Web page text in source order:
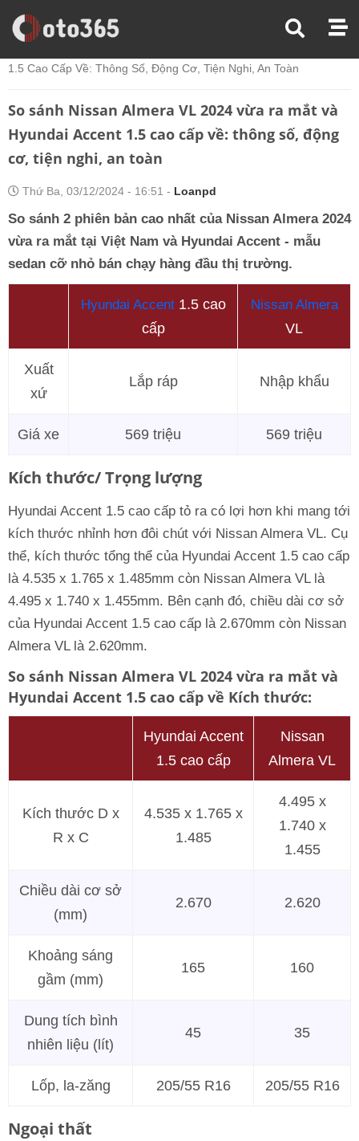
Trang Chủ
So Sánh Xe
1.5 Cao Cấp Về: Thông Số, Động Cơ, Tiện Nghi, An Toàn
So sánh Nissan Almera VL 2024 vừa ra mắt và
Hyundai Accent 1.5 cao cấp về: thông số, động
cơ, tiện nghi, an toàn
Thứ Ba, 03/12/2024 - 16:51 - Loanpd
So sánh 2 phiên bản cao nhất của Nissan Almera 2024
vừa ra mắt tại Việt Nam và Hyundai Accent - mẫu
sedan cỡ nhỏ bán chạy hàng đầu thị trường.
Hyundai Accent1.5 cao
cấp
Nissan Almera
VL
Xuất
xứ
Lắp ráp Nhập khẩu
Giá xe 569 triệu 569 triệu
Kích thước/ Trọng lượng
Hyundai Accent 1.5 cao cấp tỏ ra có lợi hơn khi mang tới
kích thước nhỉnh hơn đôi chút với Nissan Almera VL. Cụ
thể, kích thước tổng thể của Hyundai Accent 1.5 cao cấp
là 4.535 x 1.765 x 1.485mm còn Nissan Almera VL là
4.495 x 1.740 x 1.455mm. Bên cạnh đó, chiều dài cơ sở
của Hyundai Accent 1.5 cao cấp là 2.670mm còn Nissan
Almera VL là 2.620mm.
So sánh Nissan Almera VL 2024 vừa ra mắt và
Hyundai Accent 1.5 cao cấp về Kích thước:
Hyundai Accent
1.5 cao cấp
Nissan
Almera VL
Kích thước D x
R x C
4.535 x 1.765 x
1.485
4.495 x
1.740 x
1.455
Chiều dài cơ sở
(mm)
2.670 2.620
Khoảng sáng
gầm (mm)
165 160
Dung tích bình
nhiên liệu (lít)
45 35
Lốp, la-zăng 205/55 R16 205/55 R16
Ngoại thất